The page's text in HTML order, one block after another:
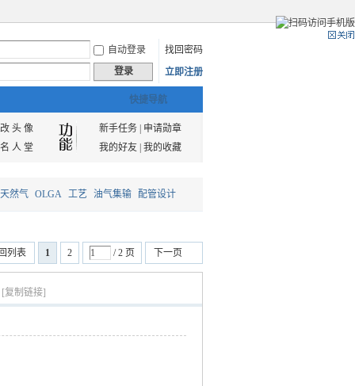
自动登录
找回密码
登录 立即注册
快捷导航
改 头 像 新手任务|
申请勋章
名 人 堂 我的好友| 我的收藏
然气 OLGA 工艺 油气集输 配管设计
1 2 / 2 页 下一页
列表
[复制链接]